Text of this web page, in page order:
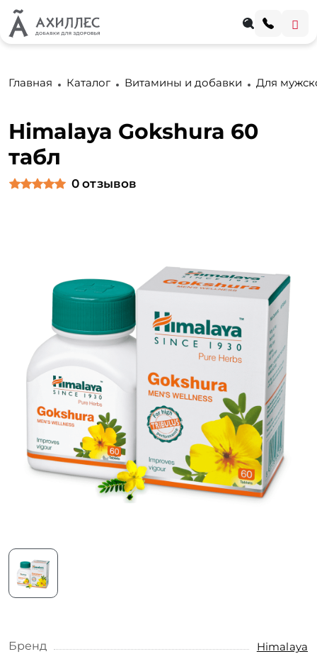
Главная Каталог Витамины и добавки Для
Himalaya Gokshura 60
табл
0 отзывов
Бренд
Himalaya